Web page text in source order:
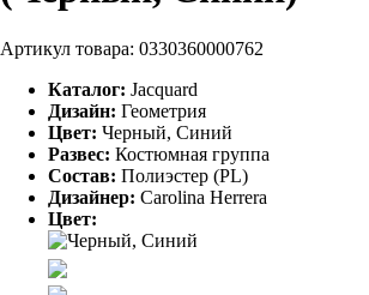
Артикул товара: 0330360000762
Каталог: Jacquard
Дизайн: Геометрия
Цвет: Черный, Синий
Развес: Костюмная группа
Состав: Полиэстер (PL)
Дизайнер: Carolina Herrera
Цвет: